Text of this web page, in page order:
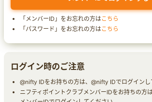
「メンバーID」をお忘れの方はこちら
「パスワード」をお忘れの方はこちら
ログイン時のご注意
@nifty IDをお持ちの方は、@nifty IDでログインし
ニフティポイントクラブメンバーIDをお持ちの方